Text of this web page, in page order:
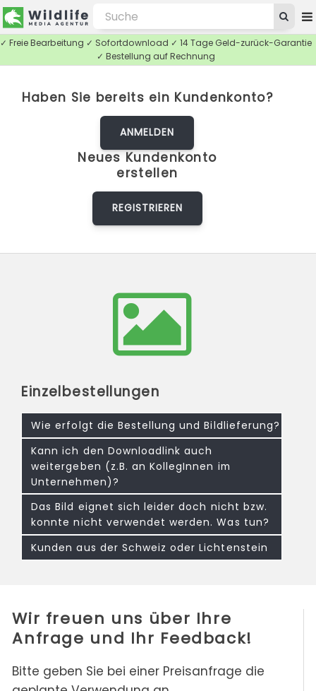
✓ Freie Bearbeitung ✓ Sofortdownload ✓ 14 Tage Geld-zurück-Garantie
✓ Bestellung auf Rechnung
Haben Sie bereits ein Kundenkonto?
ANMELDEN
Neues Kundenkonto
erstellen
REGISTRIEREN
Einzelbestellungen
Wie erfolgt die Bestellung und Bildlieferung?
Kann ich den Downloadlink auch
weitergeben (z.B. an KollegInnen im
Unternehmen)?
Das Bild eignet sich leider doch nicht bzw.
konnte nicht verwendet werden. Was tun?
Kunden aus der Schweiz oder Lichtenstein
Wir freuen uns über Ihre
Anfrage und Ihr Feedback!
Bitte geben Sie bei einer Preisanfrage die